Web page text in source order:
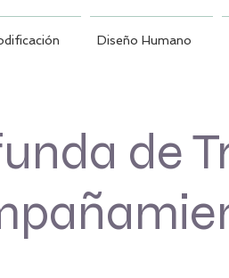
Diseño Humano
de